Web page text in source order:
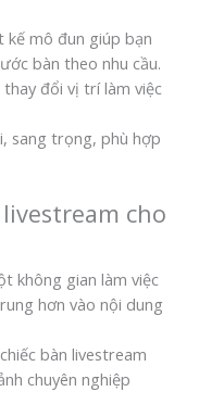
kế mô đun giúp bạn
bàn theo nhu cầu.
đổi vị trí làm việc
sang trọng, phù hợp
cho
không gian làm việc
hơn vào nội dung
bàn livestream
chuyên nghiệp